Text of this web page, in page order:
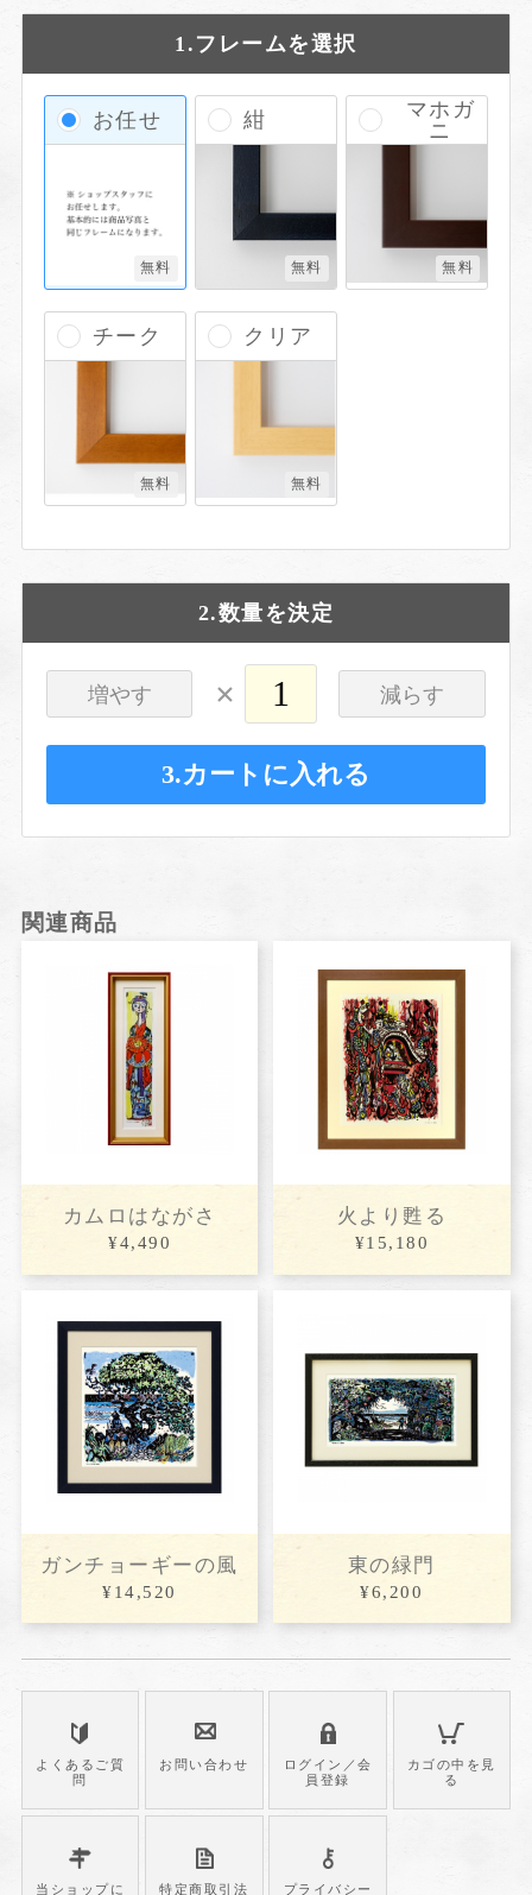
1.フレームを選択
お任せ
無料
紺
無料
マホガ
ニ
無料
チーク
無料
クリア
無料
2.数量を決定
増やす × 減らす
3.カートに入れる
関連商品
カムロはながさ
¥4,490
火より甦る
¥15,180
ガンチョーギーの風
¥14,520
東の緑門
¥6,200
よくあるご質
問
お問い合わせ
ログイン／会
員登録
カゴの中を見
る
当ショップに 特定商取引法 プライバシー